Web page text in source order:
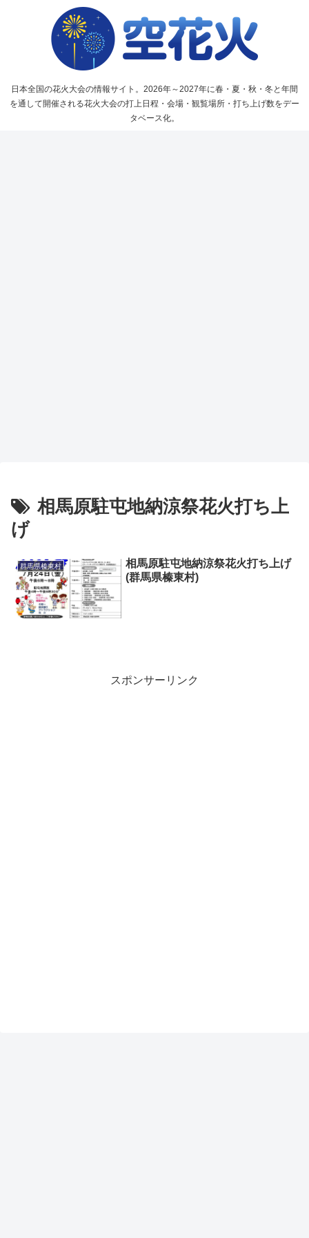
日本全国の花火大会の情報サイト。2026年～2027年に春・夏・秋・冬と年間
を通して開催される花火大会の打上日程・会場・観覧場所・打ち上げ数をデー
タベース化。
相馬原駐屯地納涼祭花火打ち上
げ
群馬県榛東村
相馬原駐屯地納涼祭花火打ち上げ
(群馬県榛東村)
スポンサーリンク